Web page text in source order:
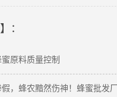
】：
原料质量控制
，蜂农黯然伤神！蜂蜜批发